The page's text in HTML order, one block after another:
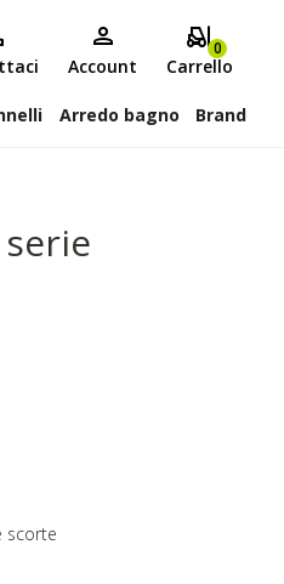
Account
0
Carrello
Arredo bagno Brand
scorte